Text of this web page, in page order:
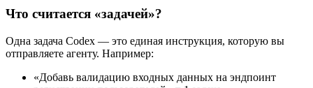
Что считается «задачей»?
Одна задача Codex — это единая инструкция, которую вы
отправляете агенту. Например:
«Добавь валидацию входных данных на эндпоинт